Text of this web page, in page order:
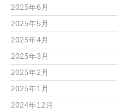
2025年6月
2025年5月
2025年4月
2025年3月
2025年2月
2025年1月
2024年12月